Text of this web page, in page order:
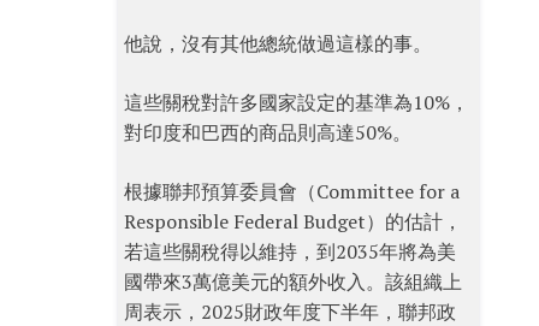
他說，沒有其他總統做過這樣的事。
這些關稅對許多國家設定的基準為10%，
對印度和巴西的商品則高達50%。
根據聯邦預算委員會（Committee for a
Responsible Federal Budget）的估計，
若這些關稅得以維持，到2035年將為美
國帶來3萬億美元的額外收入。該組織上
周表示，2025財政年度下半年，聯邦政